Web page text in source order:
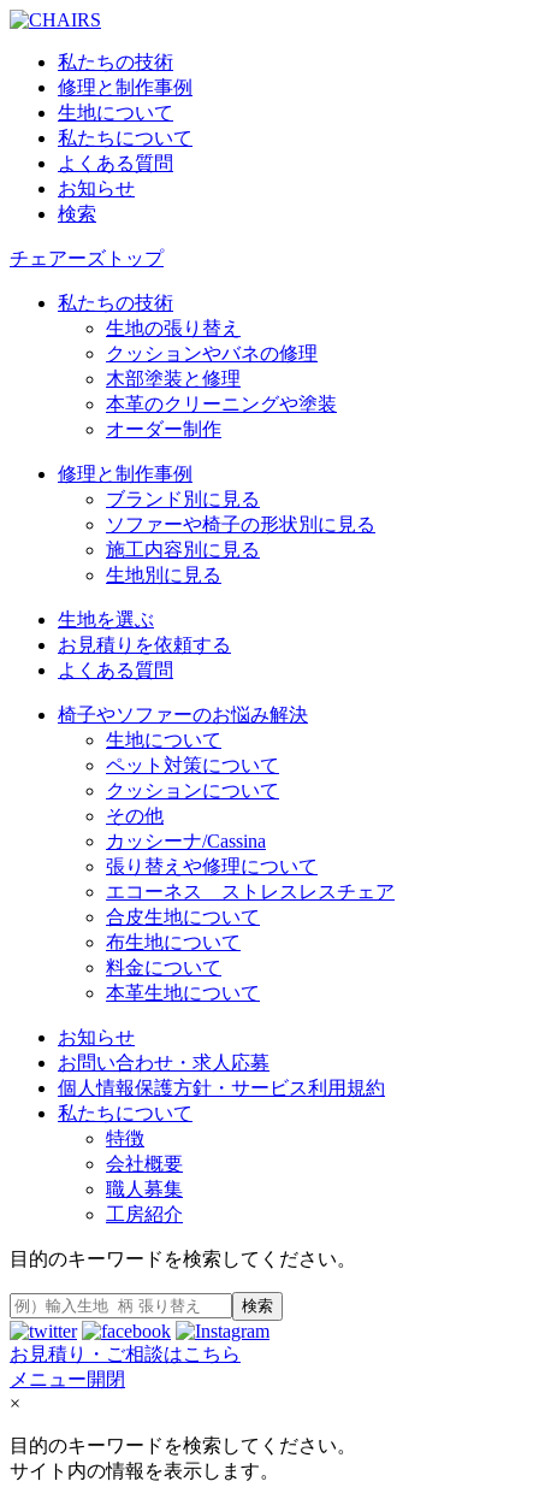
私たちの技術
修理と制作事例
生地について
私たちについて
よくある質問
お知らせ
検索
チェアーズトップ
私たちの技術
生地の張り替え
クッションやバネの修理
木部塗装と修理
本革のクリーニングや塗装
オーダー制作
修理と制作事例
ブランド別に見る
ソファーや椅子の形状別に見る
施工内容別に見る
生地別に見る
生地を選ぶ
お見積りを依頼する
よくある質問
椅子やソファーのお悩み解決
生地について
ペット対策について
クッションについて
その他
カッシーナ/Cassina
張り替えや修理について
エコーネス ストレスレスチェア
合皮生地について
布生地について
料金について
本革生地について
お知らせ
お問い合わせ・求人応募
個人情報保護方針・サービス利用規約
私たちについて
特徴
会社概要
職人募集
工房紹介
目的のキーワードを検索してください。
検索
お見積り・ご相談はこちら
メニュー開閉
×
目的のキーワードを検索してください。
サイト内の情報を表示します。